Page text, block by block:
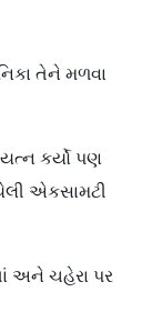
તેને મળવા
કર્યો પણ
એકસામટી
અને ચહેરા પર